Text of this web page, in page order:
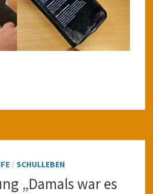
/ SCHULLEBEN
„Damals war es